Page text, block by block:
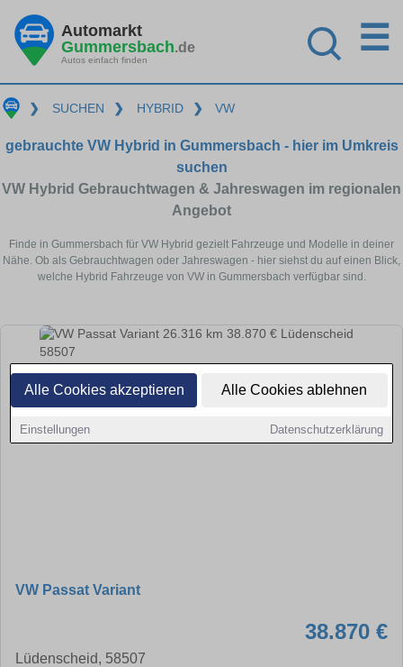
Alle Cookies akzeptieren Alle Cookies ablehnen
Einstellungen Datenschutzerklärung
Automarkt
Gummersbach.de
Autos einfach finden
☰
❯ SUCHEN ❯ HYBRID ❯ VW
gebrauchte VW Hybrid in Gummersbach - hier im Umkreis
suchen
VW Hybrid Gebrauchtwagen & Jahreswagen im regionalen
Angebot
Finde in Gummersbach für VW Hybrid gezielt Fahrzeuge und Modelle in deiner
Nähe. Ob als Gebrauchtwagen oder Jahreswagen - hier siehst du auf einen Blick,
welche Hybrid Fahrzeuge von VW in Gummersbach verfügbar sind.
VW Passat Variant
38.870 €
Lüdenscheid, 58507